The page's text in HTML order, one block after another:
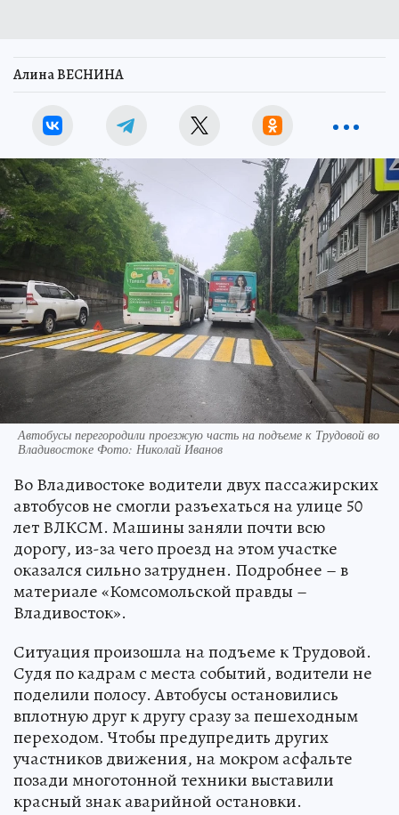
Алина ВЕСНИНА
Автобусы перегородили проезжую часть на подъеме к Трудовой во
Владивостоке Фото: Николай Иванов
Во Владивостоке водители двух пассажирских
автобусов не смогли разъехаться на улице 50
лет ВЛКСМ. Машины заняли почти всю
дорогу, из-за чего проезд на этом участке
оказался сильно затруднен. Подробнее – в
материале «Комсомольской правды –
Владивосток».
Ситуация произошла на подъеме к Трудовой.
Судя по кадрам с места событий, водители не
поделили полосу. Автобусы остановились
вплотную друг к другу сразу за пешеходным
переходом. Чтобы предупредить других
участников движения, на мокром асфальте
позади многотонной техники выставили
красный знак аварийной остановки.